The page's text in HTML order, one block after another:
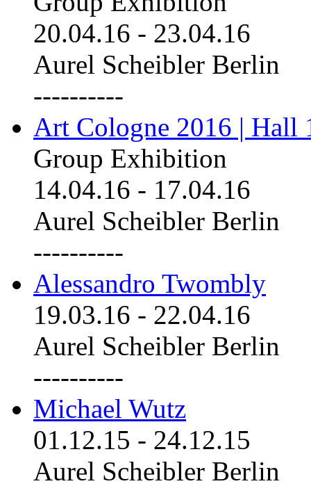
20.04.16 - 23.04.16
Aurel Scheibler Berlin
----------
Art Cologne 2016 | Hall
Group Exhibition
14.04.16 - 17.04.16
Aurel Scheibler Berlin
----------
Alessandro Twombly
19.03.16 - 22.04.16
Aurel Scheibler Berlin
----------
Michael Wutz
01.12.15 - 24.12.15
Aurel Scheibler Berlin